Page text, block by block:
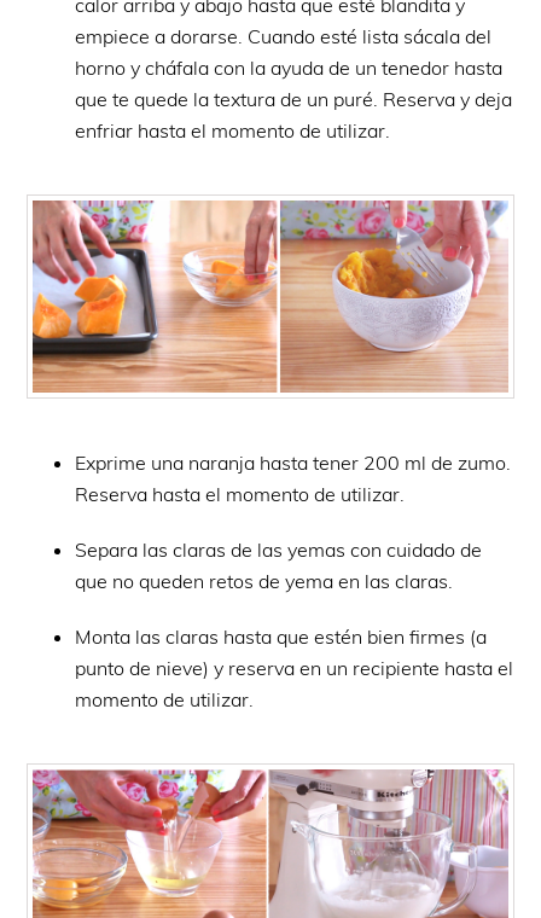
calor arriba y abajo hasta que esté blandita y
empiece a dorarse. Cuando esté lista sácala del
horno y cháfala con la ayuda de un tenedor hasta
que te quede la textura de un puré. Reserva y deja
enfriar hasta el momento de utilizar.
Exprime una naranja hasta tener 200 ml de zumo.
Reserva hasta el momento de utilizar.
Separa las claras de las yemas con cuidado de
que no queden retos de yema en las claras.
Monta las claras hasta que estén bien firmes (a
punto de nieve) y reserva en un recipiente hasta el
momento de utilizar.